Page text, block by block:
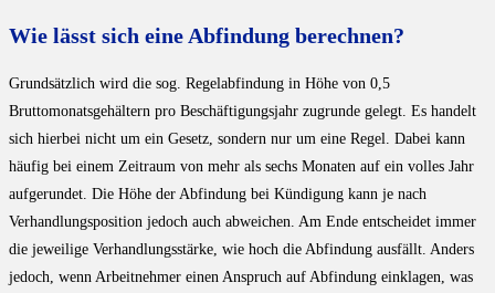
Wie lässt sich eine Abfindung berechnen?
Grundsätzlich wird die sog. Regelabfindung in Höhe von 0,5
Bruttomonatsgehältern pro Beschäftigungsjahr zugrunde gelegt. Es handelt
sich hierbei nicht um ein Gesetz, sondern nur um eine Regel. Dabei kann
häufig bei einem Zeitraum von mehr als sechs Monaten auf ein volles Jahr
aufgerundet. Die Höhe der Abfindung bei Kündigung kann je nach
Verhandlungsposition jedoch auch abweichen. Am Ende entscheidet immer
die jeweilige Verhandlungsstärke, wie hoch die Abfindung ausfällt. Anders
jedoch, wenn Arbeitnehmer einen Anspruch auf Abfindung einklagen, was